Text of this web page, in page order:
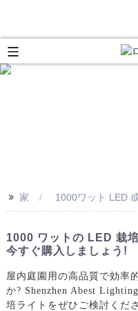
>> 家 1000ワット LED
1000 ワットの LED 栽
今すぐ購入しましょう!
屋内庭園用の高品質で効率
か? Shenzhen Abest
培ライトをぜひご検討くだ